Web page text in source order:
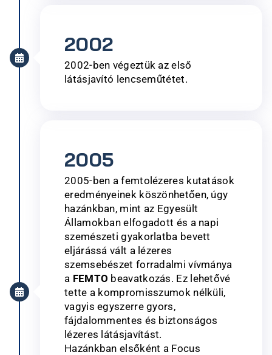
2002
2002-ben végeztük az első
látásjavító lencseműtétet.
2005
2005-ben a femtolézeres kutatások
eredményeinek köszönhetően, úgy
hazánkban, mint az Egyesült
Államokban elfogadott és a napi
szemészeti gyakorlatba bevett
eljárássá vált a lézeres
szemsebészet forradalmi vívmánya
a FEMTO beavatkozás. Ez lehetővé
tette a kompromisszumok nélküli,
vagyis egyszerre gyors,
fájdalommentes és biztonságos
lézeres látásjavítást.
Hazánkban elsőként a Focus